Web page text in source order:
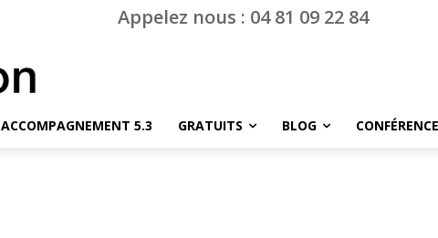
Appelez nous : 04 81 09 22 84
ACCOMPAGNEMENT 5.3 GRATUITS BLOG